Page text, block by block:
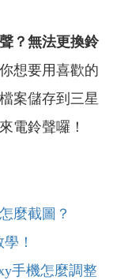
？無法更換鈴
想要用喜歡的
案儲存到三星
電鈴聲囉！
麼截圖？
！
手機怎麼調整